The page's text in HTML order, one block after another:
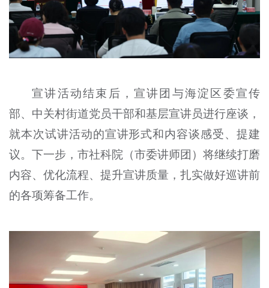
宣讲活动结束后，宣讲团与海淀区委宣传
部、中关村街道党员干部和基层宣讲员进行座谈，
就本次试讲活动的宣讲形式和内容谈感受、提建
议。下一步，市社科院（市委讲师团）将继续打磨
内容、优化流程、提升宣讲质量，扎实做好巡讲前
的各项筹备工作。